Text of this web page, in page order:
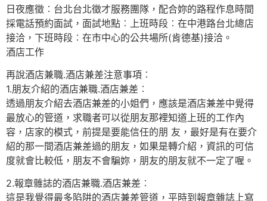
日夜應徵︰台北台北徵才服務團隊，配合妳的路程作息時間
採電話預約面試，面試地點︰上班時段︰在中港路台北總店
接洽，下班時段︰在市中心的公共場所(肯德基)接洽。
酒店工作
再說酒店兼職.酒店兼差注意事項︰
1.朋友介紹的酒店兼職.酒店兼差︰
透過朋友介紹去酒店兼差的小姐們，應該是酒店兼差中覺得
最放心的管道，求職者可以從朋友那裡知道上班的工作內
容，店家的模式，前提是要能信任的朋 友，最好是有在要介
紹的那一間酒店兼差過的朋友，如果是轉介紹，資訊的可信
度就會比較低，朋友不會騙妳，朋友的朋友就不一定了喔。
2.報章雜誌的酒店兼職.酒店兼差︰
這是我覺得最多陷阱的酒店兼差管道，平時到報章雜誌上寫